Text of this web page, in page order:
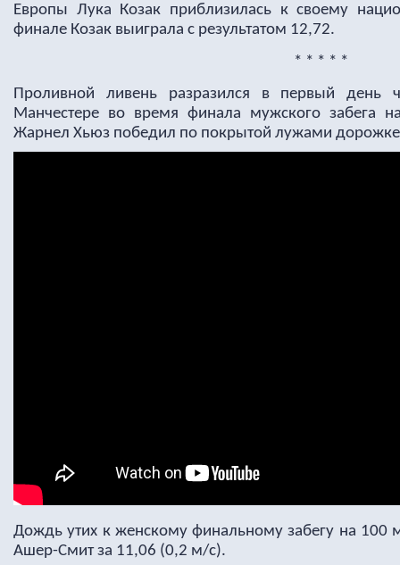
Европы Лука Козак приблизилась к своему
финале Козак выиграла с результатом 12,72.
* * * * *
Проливной ливень разразился в первый день
Манчестере во время финала мужского забега
Жарнел Хьюз победил по покрытой лужами
Дождь утих к женскому финальному забегу на 100
Ашер-Смит за 11,06 (0,2 м/с).